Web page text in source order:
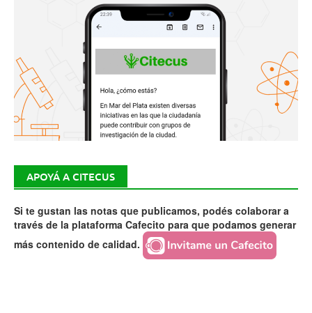
APOYÁ A CITECUS
Si te gustan las notas que publicamos, podés colaborar a
través de la plataforma Cafecito para que podamos generar
más contenido de calidad.